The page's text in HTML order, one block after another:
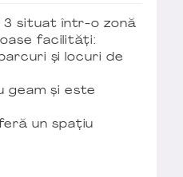
3 situat într-o zonă
facilități:
și locuri de
geam și este
un spațiu